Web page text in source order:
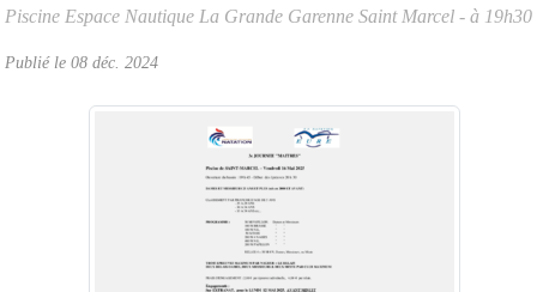
Piscine Espace Nautique La Grande Garenne Saint Marcel - à 19h30
Publié le 08 déc. 2024